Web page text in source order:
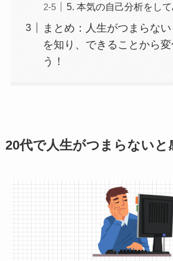
5. 本気の自己分析をして
まとめ：人生がつまらな
を知り、できることから変
う！
20代で人生がつまらないと